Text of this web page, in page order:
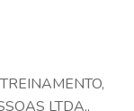
LTDA.,